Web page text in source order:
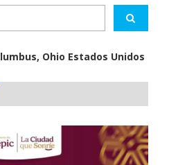
Ohio Estados Unidos